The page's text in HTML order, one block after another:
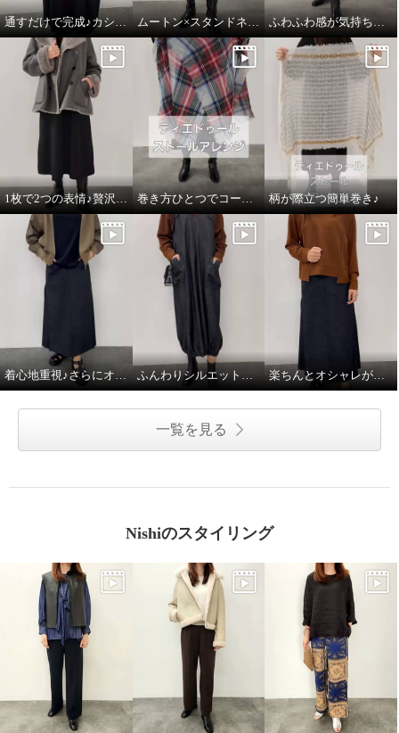
ＢＯＵＮＣＹ ＢＯＮＤ リネン
カシミヤ ふんわりスリーブ ニッ
トプルオーバー
グレージュ Ｓ〜Ｍ
¥0
ティエドゥール 内モンゴル産 ア
ルバスカシミヤ１００％ ふんわ
りニット ２ウェイマフラー
ブルーアイリス
通すだけで完成♪カシミヤのごほうびマフラー ムートン×スタンドネックのこなれ感 ふわふわ感が気持ちいい♪大人の贅沢ベスト
巻き方ひとつでコーデがかわるストール♪ 柄が際立つ簡単巻き♪
着心地重視♪さらにオシャレ感あり ふんわりシルエットで、デニムがやさしく見える♪ 楽ちんとオシャレが同時に叶う♪
一覧を見る
Nishiのスタイリング